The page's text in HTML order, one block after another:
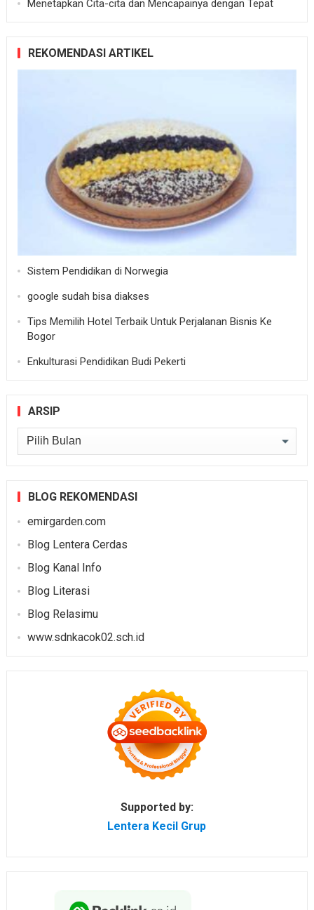
Menetapkan Cita-cita dan Mencapainya dengan Tepat
REKOMENDASI ARTIKEL
Sistem Pendidikan di Norwegia
google sudah bisa diakses
Tips Memilih Hotel Terbaik Untuk Perjalanan Bisnis Ke
Bogor
Enkulturasi Pendidikan Budi Pekerti
ARSIP
Arsip
BLOG REKOMENDASI
emirgarden.com
Blog Lentera Cerdas
Blog Kanal Info
Blog Literasi
Blog Relasimu
www.sdnkacok02.sch.id
Supported by:
Lentera Kecil Grup